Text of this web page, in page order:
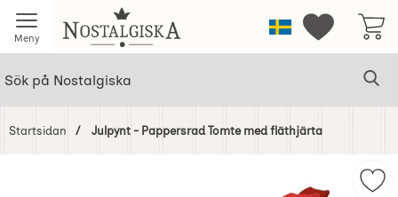
Meny Startsidan för NostalgiskaSverigeMina
Startsidan Julpynt - Pappersrad Tomte med fläthjärta